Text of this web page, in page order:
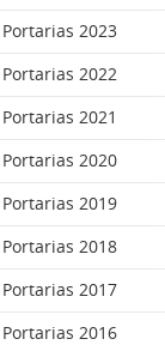
Portarias 2023
Portarias 2022
Portarias 2021
Portarias 2020
Portarias 2019
Portarias 2018
Portarias 2017
Portarias 2016